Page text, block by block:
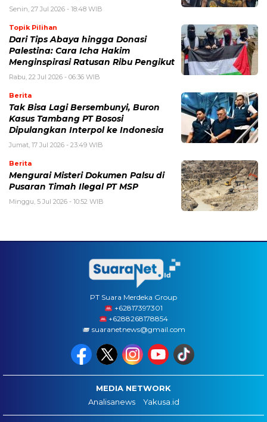
Senin, 27 Jul 2026 - 18:48 WIB
Topik Pilihan
Dari Tips Abaya hingga Donasi
Palestina: Cara Icha Hakim
Menginspirasi Ratusan Ribu Pengikut
Rabu, 22 Jul 2026 - 06:36 WIB
Berita
Tak Bisa Lagi Bersembunyi, Buron
Kasus Tambang PT Bososi
Dipulangkan Interpol ke Indonesia
Jumat, 17 Jul 2026 - 23:49 WIB
Berita
Mengurai Misteri Dokumen Palsu di
Pusaran Timah Ilegal PT MSP
Minggu, 5 Jul 2026 - 10:52 WIB
PT Suara Merdeka Group
‪+62817397301
+6288268178854
suaranetnews@gmail.com
MEDIA NETWORK
Analisanews
Yakusa.id